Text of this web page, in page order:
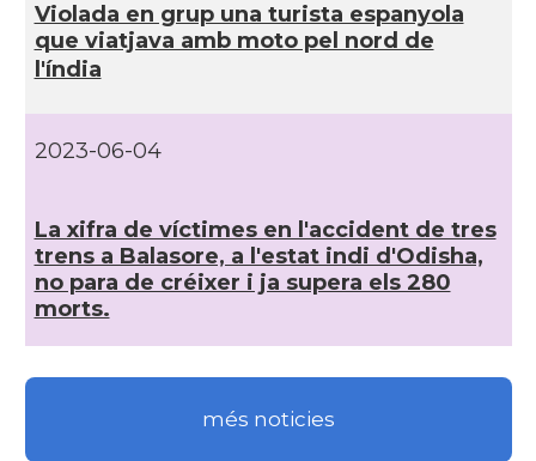
Violada en grup una turista espanyola
que viatjava amb moto pel nord de
l'índia
2023-06-04
La xifra de ví­ctimes en l'accident de tres
trens a Balasore, a l'estat indi d'Odisha,
no para de créixer i ja supera els 280
morts.
més noticies